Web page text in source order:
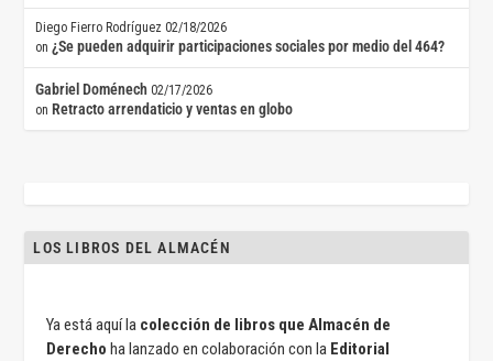
Diego Fierro Rodríguez 02/18/2026
on¿Se pueden adquirir participaciones sociales por medio del 464?
Gabriel Doménech 02/17/2026
on Retracto arrendaticio y ventas en globo
LOS LIBROS DEL ALMACÉN
Ya está aquí la colección de libros que Almacén de
Derecho ha lanzado en colaboración con la Editorial